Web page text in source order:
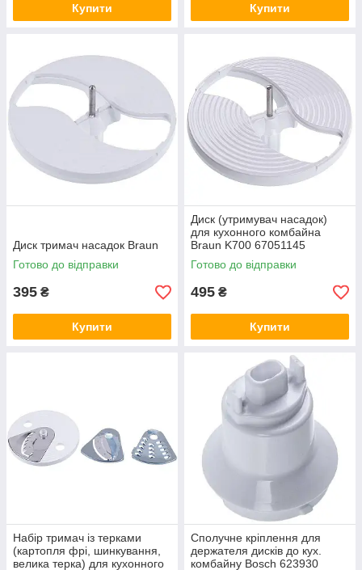
Купити Купити
Диск тримач насадок Braun
Готово до відправки
395 ₴
Купити
Диск (утримувач насадок)
для кухонного комбайна
Braun K700 67051145
Готово до відправки
495 ₴
Купити
Набір тримач із терками
(картопля фрі, шинкування,
велика терка) для кухонного
Сполучне кріплення для
держателя дисків до кух.
комбайну Bosch 623930